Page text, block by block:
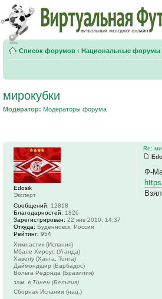
Список форумов ‹ Национальные форумы
мирокубки
Модератор: Модераторы форума
Re:
Ф-
Edosik
Эксперт
Сообщений: 12818
Благодарностей: 1826
Зарегистрирован: 22 янв 2010, 14:37
Откуда: Буденновск, Россия
Рейтинг: 954
Химнастик (Испания)
Мбале Хироус (Уганда)
Хавелу (Ханга, Тонга)
Даймондшир (Барбадос)
Вольта Редонда (Бразилия)
зам. в Тинен (Бельгия)
Сборная Испании (нац.)